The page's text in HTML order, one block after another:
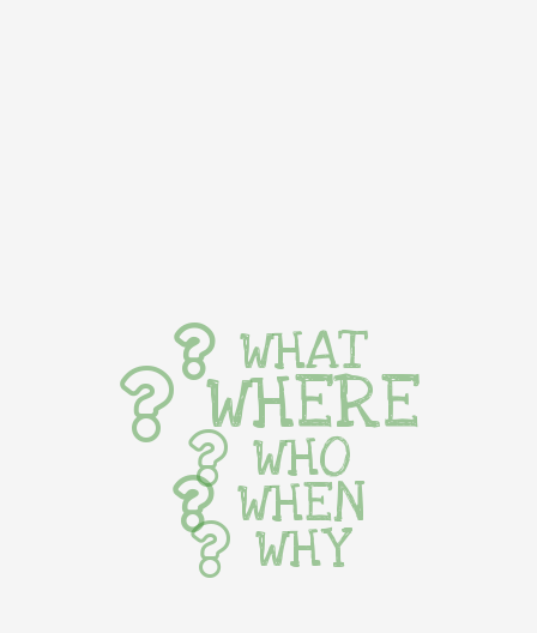
WHAT
WHERE
WHO
WHEN
WHY